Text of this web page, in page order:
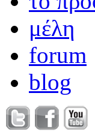
μέλη
forum
blog